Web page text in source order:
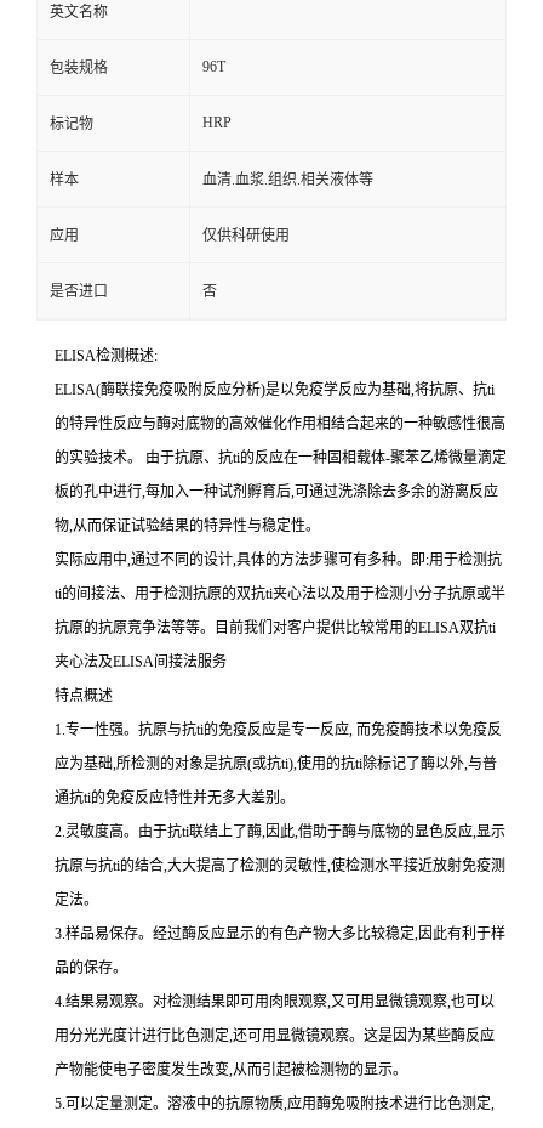
英文名称
包装规格 96T
标记物 HRP
样本 血清.血浆.组织.相关液体等
应用 仅供科研使用
是否进口 否
ELISA检测概述:
ELISA(酶联接免疫吸附反应分析)是以免疫学反应为基础,将抗原、 抗ti
的特异性反应与酶对底物的高效催化作用相结合起来的一种敏感性很高
的实验技术。
由于抗原、 抗ti的反应在一种固相载体-聚苯乙烯微量滴定
板的孔中进行,每加入一种试剂孵育后,可通过洗涤除去多余的游离反应
物,从而保证试验结果的特异性与稳定性。
实际应用中,通过不同的设计,具体的方法步骤可有多种。即:用于检测抗
ti的间接法、用于检测抗原的双抗ti夹心法以及用于检测小分子抗原或半
抗原的抗原竞争法等等。目前我们对客户提供比较常用的ELISA双抗ti
夹心法及ELISA间接法服务
特点概述
1.专一性强。抗原与抗ti的免疫反应是专一反应, 而免疫酶技术以免疫反
应为基础,所检测的对象是抗原(或抗ti),使用的抗ti除标记了酶以外,与普
通抗ti的免疫反应特性并无多大差别。
2.灵敏度高。由于抗ti联结上了酶,因此,借助于酶与底物的显色反应,显示
抗原与抗ti的结合,大大提高了检测的灵敏性,使检测水平接近放射免疫测
定法。
3.样品易保存。经过酶反应显示的有色产物大多比较稳定,因此有利于样
品的保存。
4.结果易观察。对检测结果即可用肉眼观察,又可用显微镜观察,也可以
用分光光度计进行比色测定,还可用显微镜观察。这是因为某些酶反应
产物能使电子密度发生改变,从而引起被检测物的显示。
5.可以定量测定。溶液中的抗原物质,应用酶免吸附技术进行比色测定,